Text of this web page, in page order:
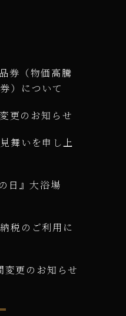
券（物価高騰
）について
更のお知らせ
舞いを申し上
日』大浴場
税のご利用に
更のお知らせ